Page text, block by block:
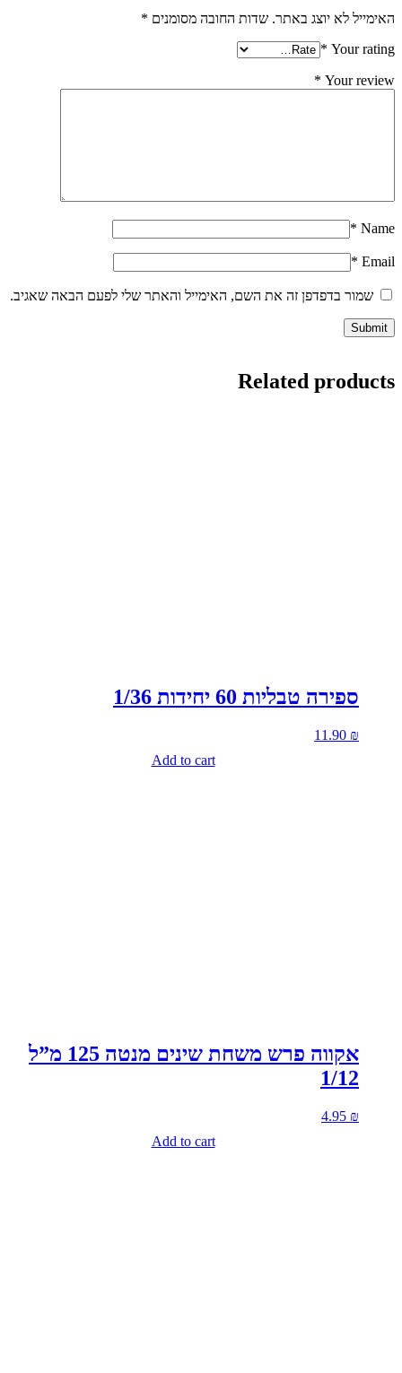
האימייל לא יוצג באתר. שדות החובה מסומנים *
Your rating
*
Your review
*
Name
*
Email
*
שמור בדפדפן זה את השם, האימייל והאתר שלי לפעם הבאה שאגיב.
Related products
ספירה טבליות 60 יחידות 1/36
11.90 ₪
Add to cart
אקווה פרש משחת שינים מנטה 125 מ”ל
1/12
4.95 ₪
Add to cart